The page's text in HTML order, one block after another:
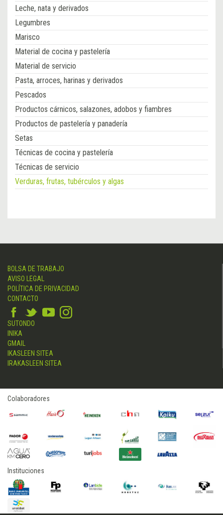
Leche, nata y derivados
Legumbres
Marisco
Material de cocina y pastelería
Material de servicio
Pasta, arroces, harinas y derivados
Pescados
Productos cárnicos, salazones, adobos y fiambres
Productos de pastelería y panadería
Setas
Técnicas de cocina y pastelería
Técnicas de servicio
Verduras, frutas, tubérculos y algas
BOLSA DE TRABAJO
AVISO LEGAL
POLÍTICA DE PRIVACIDAD
CONTACTO
SUTONDO
INIKA
GMAIL
IKASLEEN SITEA
IRAKASLEEN SITEA
Colaboradores
Instituciones